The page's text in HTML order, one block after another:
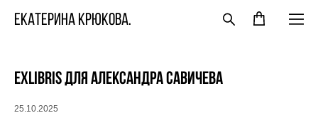
ЕКАТЕРИНА КРЮКОВА.
Exlibris для Александра Савичева
25.10.2025